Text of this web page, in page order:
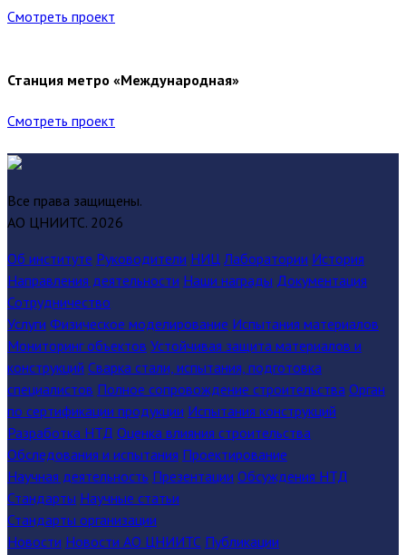
Смотреть проект
Станция метро «Международная»
Смотреть проект
Все права защищены.
АО ЦНИИТС. 2026
Об институте Руководители НИЦ Лаборатории История
Направления деятельности Наши награды Документация
Сотрудничество
Услуги Физическое моделирование Испытания материалов
Мониторинг объектов Устойчивая защита материалов и
конструкций Сварка стали, испытания, подготовка
специалистов Полное сопровождение строительства Орган
по сертификации продукции Испытания конструкций
Разработка НТД Оценка влияния строительства
Обследования и испытания Проектирование
Научная деятельность Презентации Обсуждения НТД
Стандарты Научные статьи
Стандарты организации
Новости Новости АО ЦНИИТС Публикации